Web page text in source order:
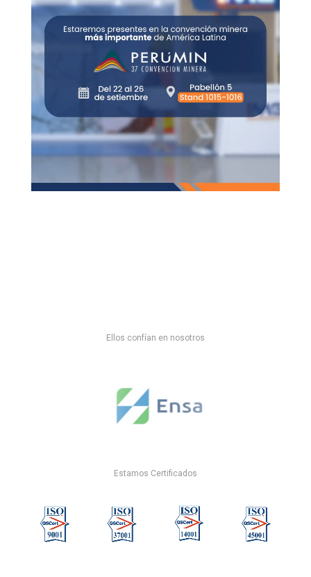
Ellos confían en nosotros
Estamos Certificados